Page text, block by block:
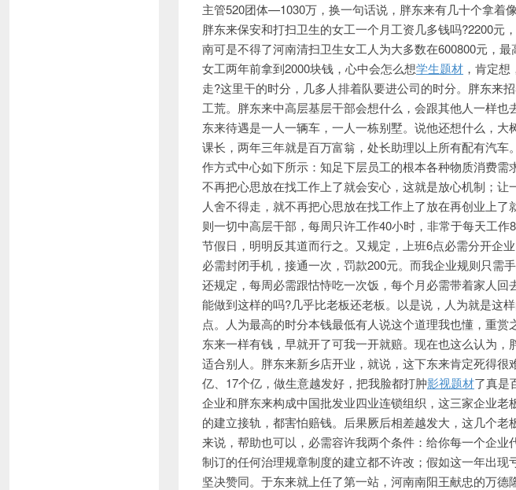
主管520团体—1030万，换一句话说，胖东来有几十个拿着
胖东来保安和打扫卫生的女工一个月工资几多钱吗?2200元
南可是不得了河南清扫卫生女工人为大多数在600800元，
女工两年前拿到2000块钱，心中会怎么想学生题材 ，肯定
走?这里干的时分，几多人排着队要进公司的时分。胖东来
工荒。胖东来中高层基层干部会想什么，会跟其他人一样
东来待遇是一人一辆车，一人一栋别墅。说他还想什么，大
课长，两年三年就是百万富翁，处长助理以上所有配有汽
作方式中心如下所示：知足下层员工的根本各种物质消费
不再把心思放在找工作上了就会安心，这就是放心机制；
人舍不得走，就不再把心思放在找工作上了放在再创业上
则一切中高层干部，每周只许工作40小时，非常于每天工
节假日，明明反其道而行之。又规定，上班6点必需分开企
必需封闭手机，接通一次，罚款200元。而我企业规则只需
还规定，每周必需跟怙恃吃一次饭，每个月必需带着家人
能做到这样的吗?几乎比老板还老板。以是说，人为就是这
点。人为最高的时分本钱最低有人说这个道理我也懂，重
东来一样有钱，早就开了可我一开就赔。现在也这么认为
适合别人。胖东来新乡店开业，就说，这下东来肯定死得
亿、17个亿，做生意越发好，把我脸都打肿影视题材了真是
企业和胖东来构成中国批发业四业连锁组织，这三家企业
的建立接轨，都害怕赔钱。后果厥后相差越发大，这几个
来说，帮助也可以，必需容许我两个条件：给你每一个企业
制订的任何治理规章制度的建立都不许改；假如这一年出
坚决赞同。于东来就上任了第一站，河南南阳王献忠的万